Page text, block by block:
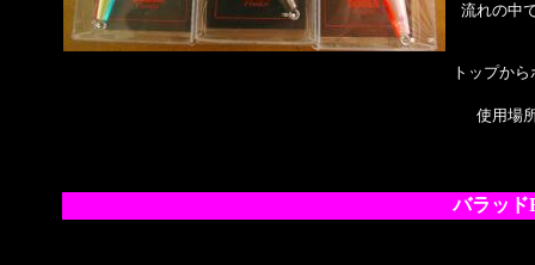
流れの中
トップか
使用場
バラッド